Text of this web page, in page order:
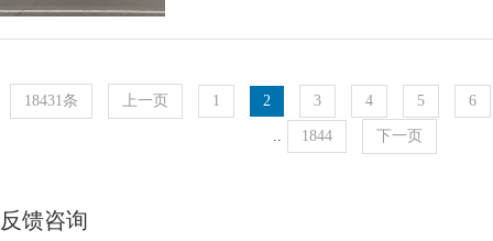
18431条 上一页 1 2 3 4 5 6
.. 1844 下一页
反馈咨询